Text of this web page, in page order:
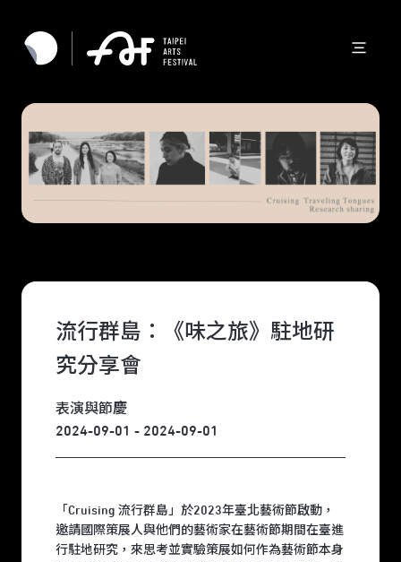
流行群島：《味之旅》駐地研
究分享會
表演與節慶
2024-09-01 - 2024-09-01
「Cruising 流行群島」於2023年臺北藝術節啟動，
邀請國際策展人與他們的藝術家在藝術節期間在臺進
行駐地研究，來思考並實驗策展如何作為藝術節本身